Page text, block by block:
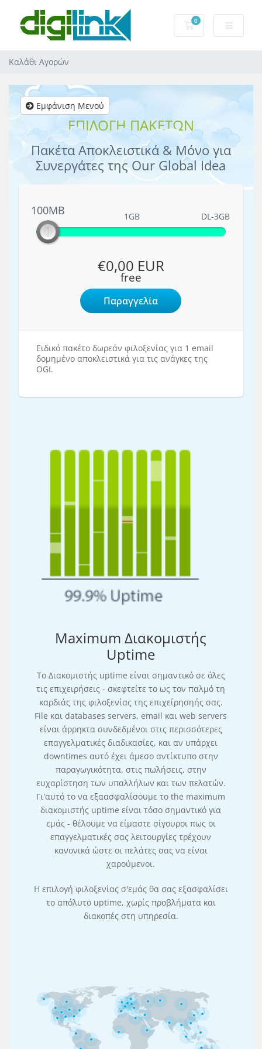
0
Καλάθι Αγορών
Καλάθι Αγορών
Εμφάνιση Μενού
ΕΠΙΛΟΓΗ ΠΑΚΕΤΩΝ
Πακέτα Αποκλειστικά & Μόνο για
Συνεργάτες της Our Global Idea
100MB
100MB 1GB DL-3GB
€0,00 EUR
free
Παραγγελία
Ειδικό πακέτο δωρεάν φιλοξενίας για 1 email
δομημένο αποκλειστικά για τις ανάγκες της
OGI.
Maximum Διακομιστής
Uptime
Το Διακομιστής uptime είναι σημαντικό σε όλες
τις επιχειρήσεις - σκεφτείτε το ως τον παλμό τη
καρδιάς της φιλοξενίας της επιχείρησηής σας.
File και databases servers, email και web servers
είναι άρρηκτα συνδεδμένοι στις περισσότερες
επαγγελματικές διαδικασίες, και αν υπάρχει
downtimes αυτό έχει άμεσο αντίκτυπο στην
παραγωγικότητα, στις πωλήσεις, στην
ευχαρίστηση των υπαλλήλων και των πελατών.
Γι'αυτό το να εξαασφαλίσουμε το the maximum
διακομιστής uptime είναι τόσο σημαντικό για
εμάς - θέλουμε να είμαστε σίγουροι πως οι
επαγγελματικές σας λειτουργίες τρέχουν
κανονικά ώστε οι πελάτες σας να είναι
χαρούμενοι.
Η επιλογή φιλοξενίας σ'εμάς θα σας εξασφαλίσει
το απόλυτο uptime, χωρίς προβλήματα και
διακοπές στη υπηρεσία.